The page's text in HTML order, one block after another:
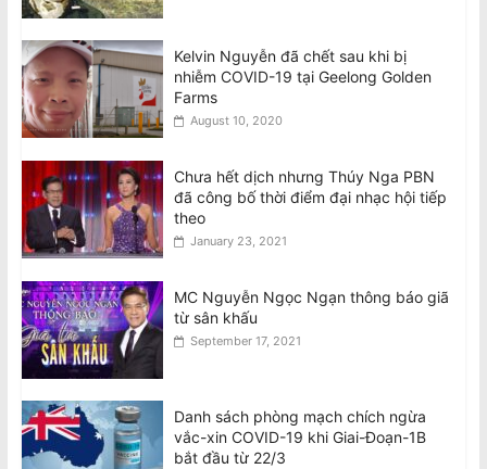
Kelvin Nguyễn đã chết sau khi bị
nhiễm COVID-19 tại Geelong Golden
Farms
August 10, 2020
Chưa hết dịch nhưng Thúy Nga PBN
đã công bố thời điểm đại nhạc hội tiếp
theo
January 23, 2021
MC Nguyễn Ngọc Ngạn thông báo giã
từ sân khấu
September 17, 2021
Danh sách phòng mạch chích ngừa
vắc-xin COVID-19 khi Giai-Đoạn-1B
bắt đầu từ 22/3